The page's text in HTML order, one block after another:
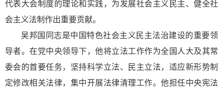
代表大会制度的理论和实践，为发展社会主义民主、健全社
会主义法制作出重要贡献。
吴邦国同志是中国特色社会主义民主法治建设的重要领
导者。在党中央领导下，他将立法工作作为全国人大及其常
委会的首要任务，坚持科学立法、民主立法，适应新形势制
定修改相关法律，集中开展法律清理工作。他担任中央宪法